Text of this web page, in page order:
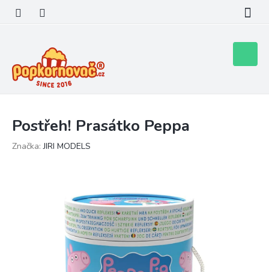
obsah
košík
Postřeh! Prasátko Peppa
Značka:JIRI MODELS